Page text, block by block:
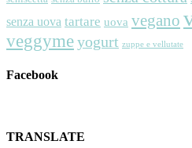
senza uova tartare uova vegano
veggymeyogurt zuppe e vellutate
Facebook
TRANSLATE